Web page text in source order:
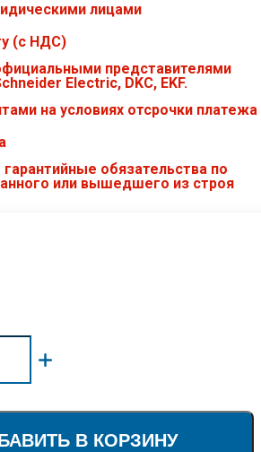
лицами
(с НДС)
представителями
Electric, DKC, EKF.
на условиях отсрочки платежа
обязательства по
или вышедшего из строя
В КОРЗИНУ